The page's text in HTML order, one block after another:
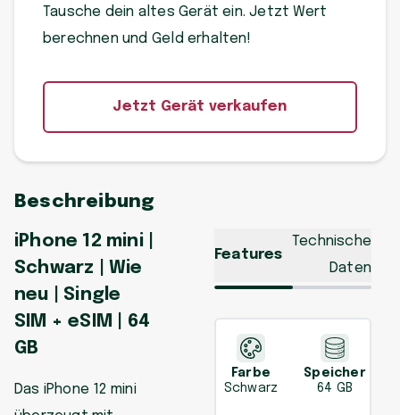
Tausche dein altes Gerät ein. Jetzt Wert
berechnen und Geld erhalten!
Jetzt Gerät verkaufen
Beschreibung
iPhone 12 mini |
Schwarz | Wie
neu | Single
SIM + eSIM | 64
GB
Das iPhone 12 mini
Features
Technische
Daten
Farbe
Schwarz
Speicher
64 GB